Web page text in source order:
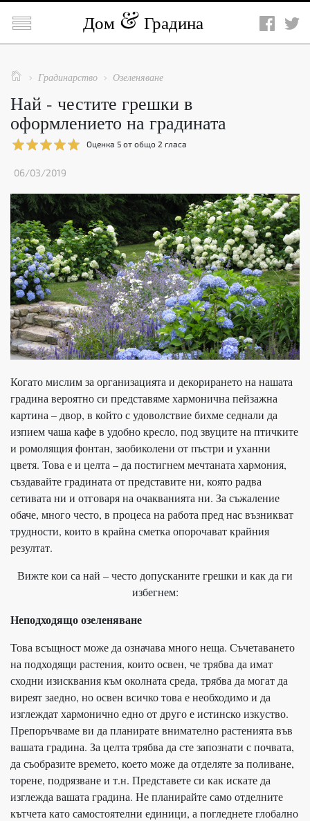
 Дом Градина
  Градинарство  Озеленяване
Най - честите грешки в
оформлението на градината
Оценка 5 от общо 2 гласа
06/03/2019
Когато мислим за организацията и декорирането на нашата
градина вероятно си представяме хармонична пейзажна
картина – двор, в който с удоволствие бихме седнали да
изпием чаша кафе в удобно кресло, под звуците на птичките
и ромолящия фонтан, заобиколени от пъстри и уханни
цветя. Това е и целта – да постигнем мечтаната хармония,
създавайте градината от представите ни, която радва
сетивата ни и отговаря на очакванията ни. За съжаление
обаче, много често, в процеса на работа пред нас възникват
трудности, които в крайна сметка опорочават крайния
резултат.
Вижте кои са най – често допусканите грешки и как да ги
избегнем:
Неподходящо озеленяване
Това всъщност може да означава много неща. Съчетаването
на подходящи растения, които освен, че трябва да имат
сходни изисквания към околната среда, трябва да могат да
виреят заедно, но освен всичко това е необходимо и да
изглеждат хармонично едно от друго е истинско изкуство.
Препоръчваме ви да планирате внимателно растенията във
вашата градина. За целта трябва да сте запознати с почвата,
да съобразите времето, което може да отделяте за поливане,
торене, подрязване и т.н. Представете си как искате да
изглежда вашата градина. Не планирайте само отделните
кътчета като самостоятелни единици, а погледнете глобално